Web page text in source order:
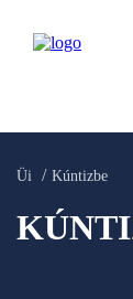
Üi Kúntizbe